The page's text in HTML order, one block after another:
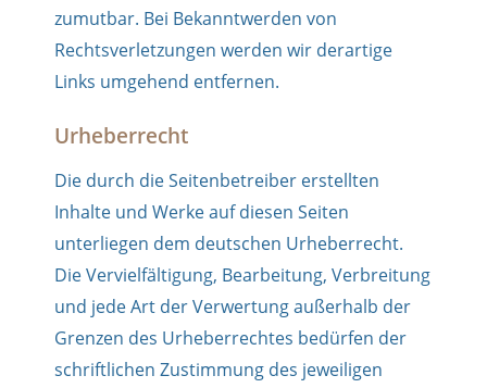
zumutbar. Bei Bekanntwerden von
Rechtsverletzungen werden wir derartige
Links umgehend entfernen.
Urheberrecht
Die durch die Seitenbetreiber erstellten
Inhalte und Werke auf diesen Seiten
unterliegen dem deutschen Urheberrecht.
Die Vervielfältigung, Bearbeitung, Verbreitung
und jede Art der Verwertung außerhalb der
Grenzen des Urheberrechtes bedürfen der
schriftlichen Zustimmung des jeweiligen